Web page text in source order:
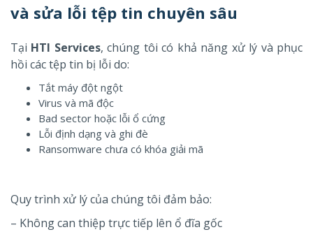
và sửa lỗi tệp tin chuyên sâu
Tại HTI Services, chúng tôi có khả năng xử lý và phục
hồi các tệp tin bị lỗi do:
Tắt máy đột ngột
Virus và mã độc
Bad sector hoặc lỗi ổ cứng
Lỗi định dạng và ghi đè
Ransomware chưa có khóa giải mã
Quy trình xử lý của chúng tôi đảm bảo:
– Không can thiệp trực tiếp lên ổ đĩa gốc